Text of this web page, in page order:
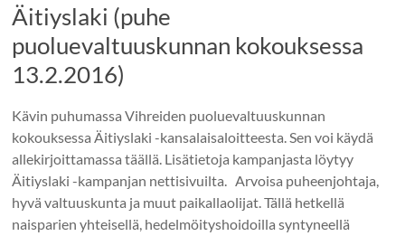
Äitiyslaki (puhe
puoluevaltuuskunnan kokouksessa
13.2.2016)
Kävin puhumassa Vihreiden puoluevaltuuskunnan
kokouksessa Äitiyslaki -kansalaisaloitteesta. Sen voi käydä
allekirjoittamassa täällä. Lisätietoja kampanjasta löytyy
Äitiyslaki -kampanjan nettisivuilta. Arvoisa puheenjohtaja,
hyvä valtuuskunta ja muut paikallaolijat. Tällä hetkellä
naisparien yhteisellä, hedelmöityshoidoilla syntyneellä